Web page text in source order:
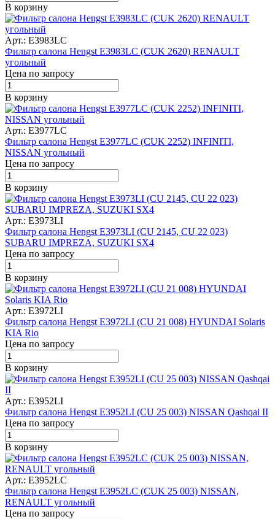
В корзину
Арт.: E3983LC
Фильтр салона Hengst E3983LC (CUK 2620) RENAULT
угольный
Цена по запросу
В корзину
Арт.: E3977LC
Фильтр салона Hengst E3977LC (CUK 2252) INFINITI,
NISSAN угольный
Цена по запросу
В корзину
Арт.: E3973LI
Фильтр салона Hengst E3973LI (CU 2145, CU 22 023)
SUBARU IMPREZA, SUZUKI SX4
Цена по запросу
В корзину
Арт.: E3972LI
Фильтр салона Hengst E3972LI (CU 21 008) HYUNDAI Solaris
KIA Rio
Цена по запросу
В корзину
Арт.: E3952LI
Фильтр салона Hengst E3952LI (CU 25 003) NISSAN Qashqai II
Цена по запросу
В корзину
Арт.: E3952LC
Фильтр салона Hengst E3952LC (CUK 25 003) NISSAN,
RENAULT угольный
Цена по запросу